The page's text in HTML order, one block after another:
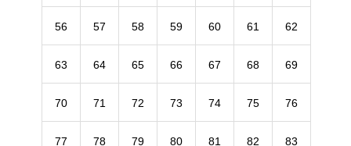
56 57 58 59 60 61 62
63 64 65 66 67 68 69
70 71 72 73 74 75 76
77 78 79 80 81 82 83